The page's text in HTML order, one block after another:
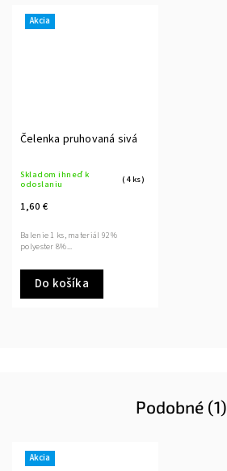
Akcia
Čelenka pruhovaná sivá
Skladom ihneď k
odoslaniu
(4 ks)
1,60 €
Do košíka
Balenie 1 ks, materiál 92%
polyester 8%...
Podobné (1)
Akcia